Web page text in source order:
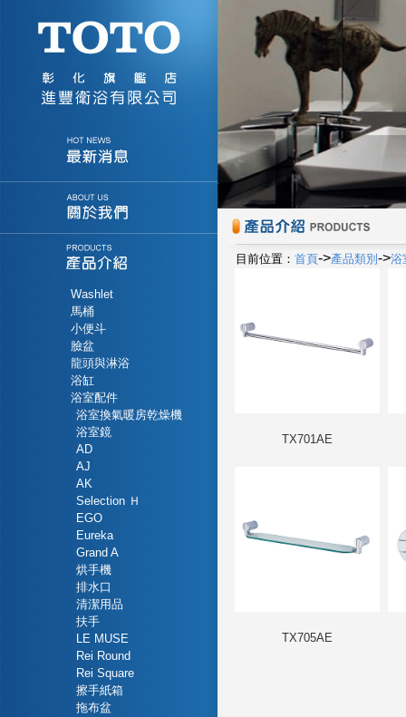
Washlet
馬桶
小便斗
臉盆
龍頭與淋浴
浴缸
浴室配件
浴室換氣暖房乾燥機
浴室鏡
AD
AJ
AK
Selection Ｈ
EGO
Eureka
Grand A
烘手機
排水口
清潔用品
扶手
LE MUSE
Rei Round
Rei Square
擦手紙箱
拖布盆
目前位置： 首頁->產品類別 ->浴
TX701AE
TX705AE